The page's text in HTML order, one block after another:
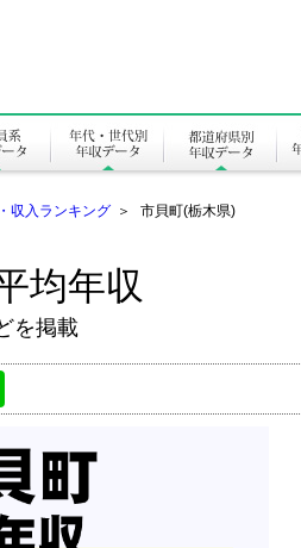
収入ランキング ＞ 市貝町(栃木県)
均年収
を掲載